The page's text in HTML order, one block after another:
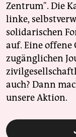
Zentrum". Die
linke,
solidarischen
auf. Eine offene
zugänglichen
auch? Dann
unsere Aktion.